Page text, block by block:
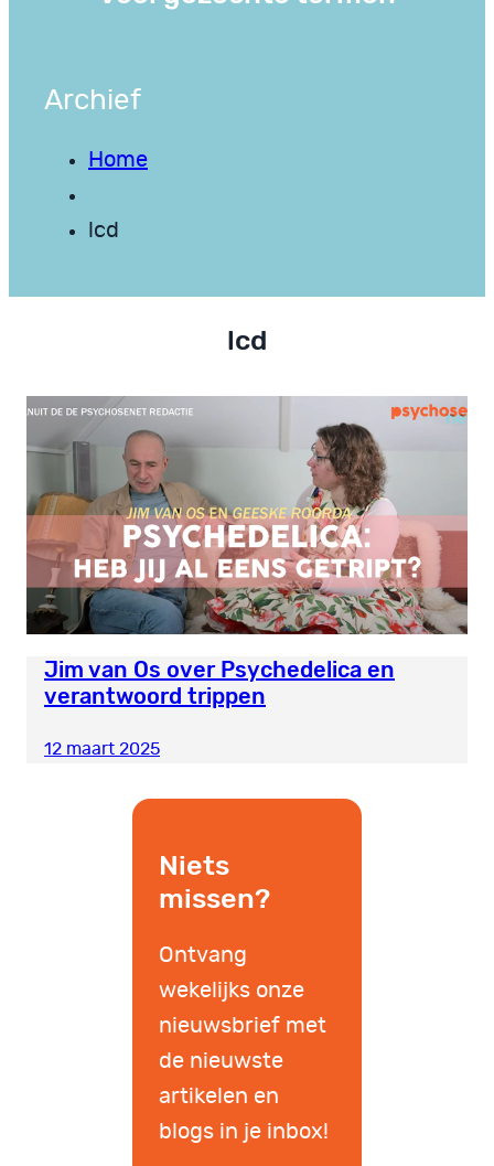
Archief
Home
lcd
lcd
Jim van Os over Psychedelica en
verantwoord trippen
12 maart 2025
Niets
missen?
Ontvang
wekelijks onze
nieuwsbrief met
de nieuwste
artikelen en
blogs in je inbox!